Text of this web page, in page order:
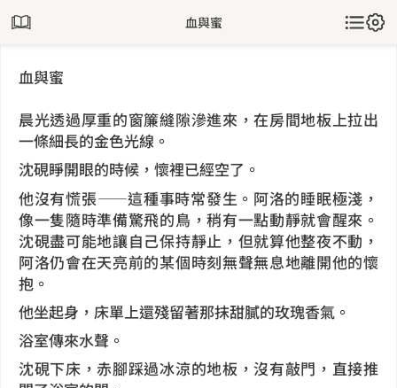
血與蜜
血與蜜
晨光透過厚重的窗簾縫隙滲進來，在房間地板上拉出
一條細長的金色光線。
沈硯睜開眼的時候，懷裡已經空了。
他沒有慌張——這種事時常發生。阿洛的睡眠極淺，
像一隻隨時準備驚飛的鳥，稍有一點動靜就會醒來。
沈硯盡可能地讓自己保持靜止，但就算他整夜不動，
阿洛仍會在天亮前的某個時刻無聲無息地離開他的懷
抱。
他坐起身，床單上還殘留著那抹甜膩的玫瑰香氣。
浴室傳來水聲。
沈硯下床，赤腳踩過冰涼的地板，沒有敲門，直接推